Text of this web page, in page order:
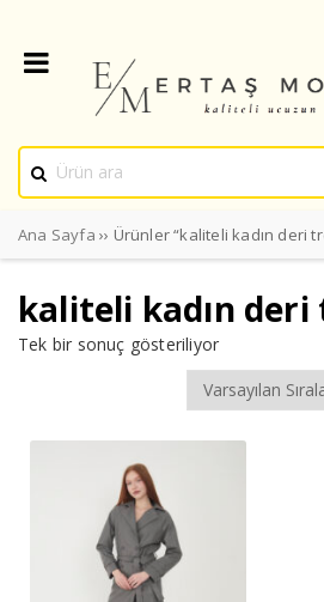
Ana Sayfa ›› Ürünler “kaliteli kadın deri
kaliteli kadın
Tek bir sonuç gösteriliyor